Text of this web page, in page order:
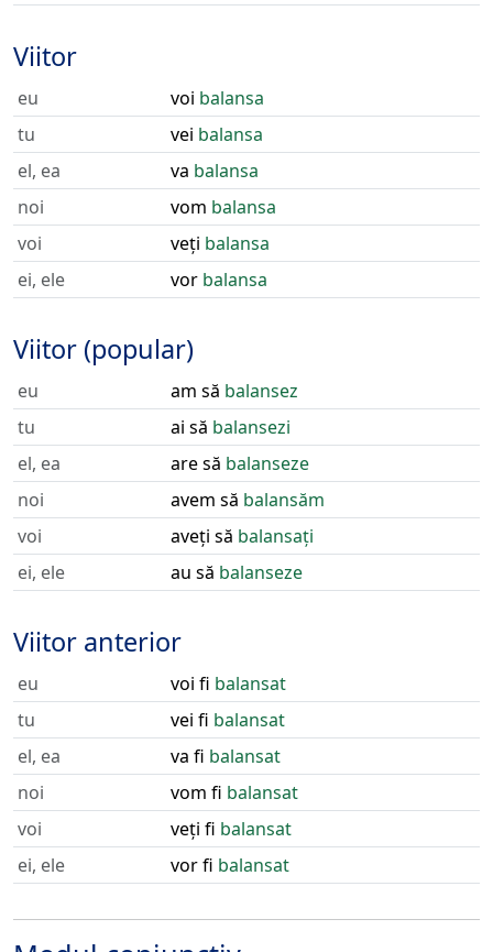
Viitor
eu voi balansa
tu
vei balansa
el, ea
va balansa
noi
vom balansa
voi
veți balansa
ei, ele
vor balansa
Viitor (popular)
eu am să balansez
tu
ai să balansezi
el, ea
are să balanseze
noi
avem să balansăm
voi
aveți să balansați
ei, ele
au să balanseze
Viitor anterior
eu voi fi balansat
tu
vei fi balansat
el, ea
va fi balansat
noi
vom fi balansat
voi
veți fi balansat
ei, ele
vor fi balansat